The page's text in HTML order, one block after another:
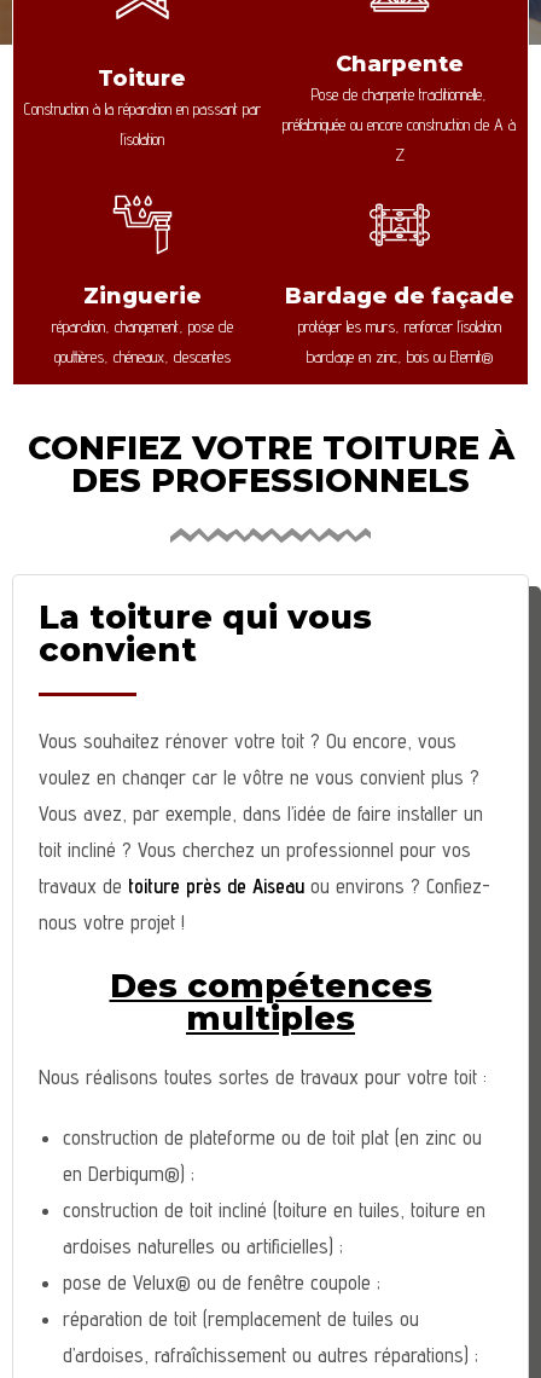
Toiture
Construction à la réparation en passant par
l’isolation
Charpente
Pose de charpente traditionnelle,
préfabriquée ou encore construction de A à
Z
Zinguerie
réparation, changement, pose de
gouttières, chéneaux, descentes
Bardage de façade
protéger les murs, renforcer l’isolation
bardage en zinc, bois ou Eternit®
CONFIEZ VOTRE TOITURE À
DES PROFESSIONNELS
La toiture qui vous
convient
Vous souhaitez rénover votre toit ? Ou encore, vous
voulez en changer car le vôtre ne vous convient plus ?
Vous avez, par exemple, dans l’idée de faire installer un
toit incliné ? Vous cherchez un professionnel pour vos
travaux de toiture près de Aiseauou environs ? Confiez-
nous votre projet !
Des compétences
multiples
Nous réalisons toutes sortes de travaux pour votre toit :
construction de plateforme ou de toit plat (en zinc ou
en Derbigum®) ;
construction de toit incliné (toiture en tuiles, toiture en
ardoises naturelles ou artificielles) ;
pose de Velux® ou de fenêtre coupole ;
réparation de toit (remplacement de tuiles ou
d’ardoises, rafraîchissement ou autres réparations) ;